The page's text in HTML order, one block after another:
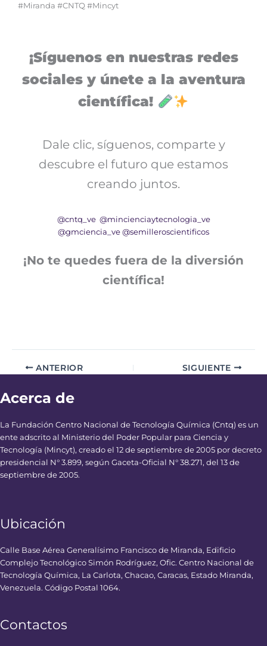
#Miranda #CNTQ #Mincyt
¡Síguenos en nuestras redes
sociales y únete a la aventura
científica!
Dale clic, síguenos, comparte y
descubre el futuro que estamos
creando juntos.
@cntq_ve @mincienciaytecnologia_ve
@gmciencia_ve @semilleroscientificos
¡No te quedes fuera de la diversión
científica!
ANTERIOR SIGUIENTE
Acerca de
La Fundación Centro Nacional de Tecnología Química (Cntq) es un
ente adscrito al Ministerio del Poder Popular para Ciencia y
Tecnología (Mincyt), creado el 12 de septiembre de 2005 por decreto
presidencial N° 3.899, según Gaceta-Oficial N° 38.271, del 13 de
septiembre de 2005.
Ubicación
Calle Base Aérea Generalísimo Francisco de Miranda, Edificio
Complejo Tecnológico Simón Rodríguez, Ofic. Centro Nacional de
Tecnología Química, La Carlota, Chacao, Caracas, Estado Miranda,
Venezuela. Código Postal 1064.
Contactos